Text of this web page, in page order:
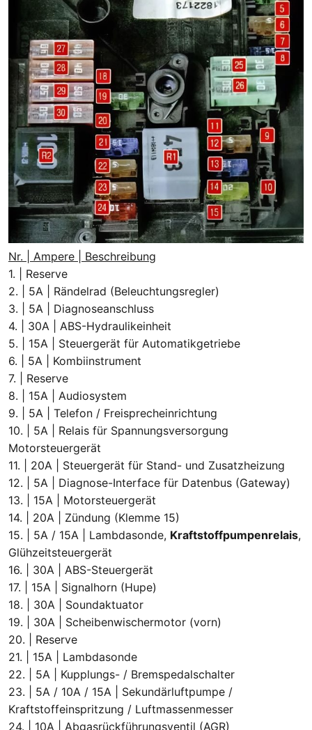
Nr. | Ampere | Beschreibung
1. | Reserve
2. | 5A | Rändelrad (Beleuchtungsregler)
3. | 5A | Diagnoseanschluss
4. | 30A | ABS-Hydraulikeinheit
5. | 15A | Steuergerät für Automatikgetriebe
6. | 5A | Kombiinstrument
7. | Reserve
8. | 15A | Audiosystem
9. | 5A | Telefon / Freisprecheinrichtung
10. | 5A | Relais für Spannungsversorgung
Motorsteuergerät
11. | 20A | Steuergerät für Stand- und Zusatzheizung
12. | 5A | Diagnose-Interface für Datenbus (Gateway)
13. | 15A | Motorsteuergerät
14. | 20A | Zündung (Klemme 15)
15. | 5A / 15A | Lambdasonde, Kraftstoffpumpenrelais,
Glühzeitsteuergerät
16. | 30A | ABS-Steuergerät
17. | 15A | Signalhorn (Hupe)
18. | 30A | Soundaktuator
19. | 30A | Scheibenwischermotor (vorn)
20. | Reserve
21. | 15A | Lambdasonde
22. | 5A | Kupplungs- / Bremspedalschalter
23. | 5A / 10A / 15A | Sekundärluftpumpe /
Kraftstoffeinspritzung / Luftmassenmesser
24. | 10A | Abgasrückführungsventil (AGR)